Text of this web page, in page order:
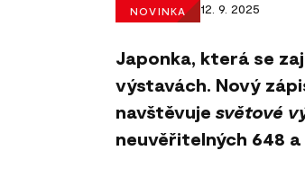
NOVINKA 12. 9. 2025
Japonka, která se
výstavách. Nový
navštěvuje světové
neuvěřitelných 648